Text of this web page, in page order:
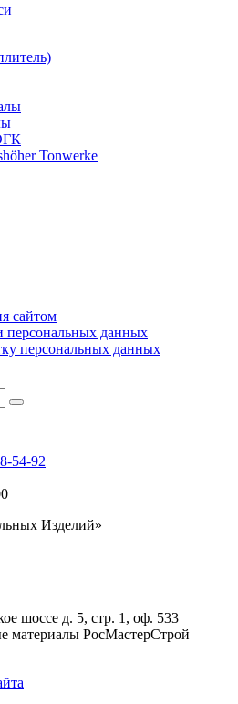
Tonwerke
сайтом
персональных данных
персональных данных
54-92
Изделий»
шоссе д. 5, стр. 1, оф. 533
материалы РосМастерСтрой